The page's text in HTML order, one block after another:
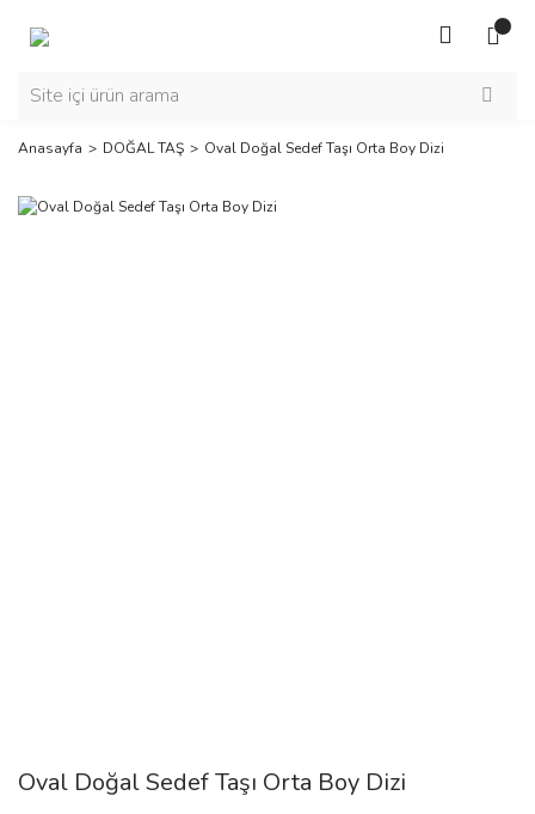
Anasayfa DOĞAL TAŞ Oval Doğal Sedef Taşı Orta Boy Dizi
Oval Doğal Sedef Taşı Orta Boy Dizi